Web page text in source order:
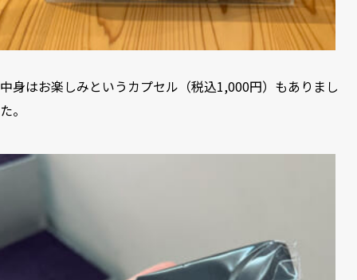
中身はお楽しみというカプセル（税込1,000円）もありまし
た。